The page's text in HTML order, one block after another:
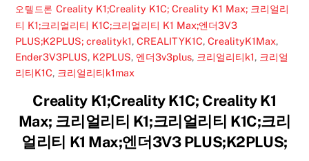
오텔드론 Creality K1;Creality K1C; Creality K1 Max; 크리얼리
티 K1;크리얼리티 K1C;크리얼리티 K1 Max;엔더3V3
PLUS;K2PLUS; crealityk1,CREALITYK1C,CrealityK1Max,
Ender3V3PLUS, K2PLUS, 엔더3v3plus, 크리얼리티k1, 크리얼
리티K1C, 크리얼리티k1max
Creality K1;Creality K1C; Creality K1
Max; 크리얼리티 K1;크리얼리티 K1C;크리
얼리티 K1 Max;엔더3V3 PLUS;K2PLUS;